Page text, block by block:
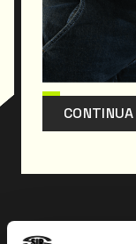
CONTINUA